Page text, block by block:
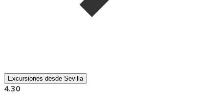
Excursiones desde Sevilla
4.30